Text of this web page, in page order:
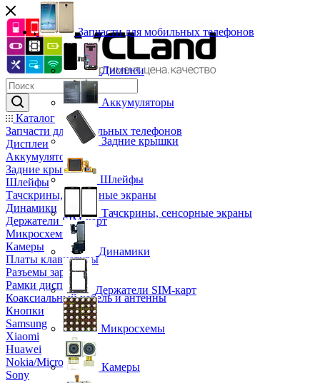
Каталог
Запчасти для мобильных телефонов
Дисплеи
Аккумуляторы
Задние крышки
Шлейфы
Тачскрины, сенсорные экраны
Динамики
Держатели SIM-карт
Микросхемы
Камеры
Платы клавиатуры
Разъемы зарядки
Рамки дисплея
Коаксиальный кабель и антенны
Кнопки
Samsung
Xiaomi
Huawei
Nokia/Microsoft
Sony
Запчасти для мобильных телефонов
Дисплеи
Аккумуляторы
Задние крышки
Шлейфы
Тачскрины, сенсорные экраны
Динамики
Держатели SIM-карт
Микросхемы
Камеры